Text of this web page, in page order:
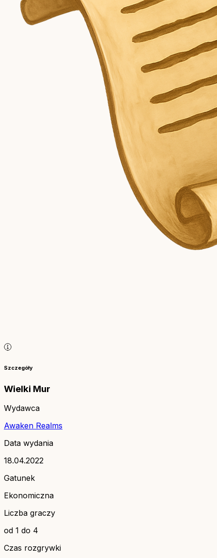
Szczegóły
Wielki Mur
Wydawca
Awaken Realms
Data wydania
18.04.2022
Gatunek
Ekonomiczna
Liczba graczy
od 1 do 4
Czas rozgrywki